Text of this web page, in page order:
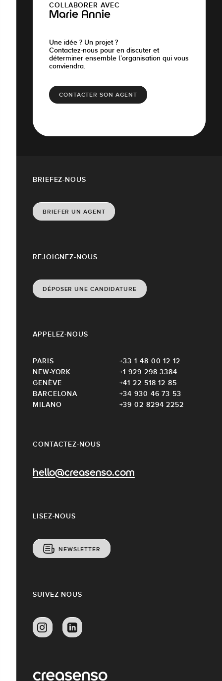
COLLABORER AVEC
Marie Annie
Une idée ? Un projet ?
Contactez-nous pour en discuter et
déterminer ensemble l’organisation qui vous
conviendra.
CONTACTER SON AGENT
CONTACTEZ-NOUS
hello@creasenso.com
REJOIGNEZ-NOUS
DÉPOSER UNE CANDIDATURE
LISEZ-NOUS
NEWSLETTER
APPELEZ-NOUS
PARIS
+33 1 48 00 12 12
NEW-YORK
+1 929 298 3384
GENÈVE
+41 22 518 12 85
BARCELONA
+34 930 46 73 53
MILANO
+39 02 8294 2252
BRIEFEZ-NOUS
BRIEFER UN AGENT
SUIVEZ-NOUS